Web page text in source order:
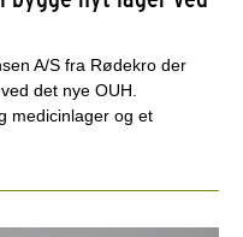
A/S fra Rødekro der
det nye OUH.
medicinlager og et